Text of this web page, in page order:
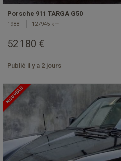
Porsche 911 TARGA G50
1988 127945 km
52 180 €
Publié il y a 2 jours
NOUVEAU